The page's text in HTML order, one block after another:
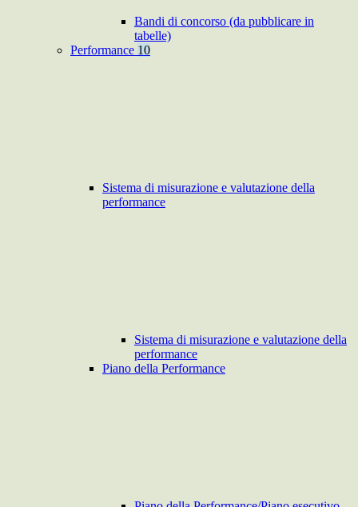
Bandi di concorso (da pubblicare in
tabelle)
Performance 10
Sistema di misurazione e valutazione della
performance
Sistema di misurazione e valutazione della
performance
Piano della Performance